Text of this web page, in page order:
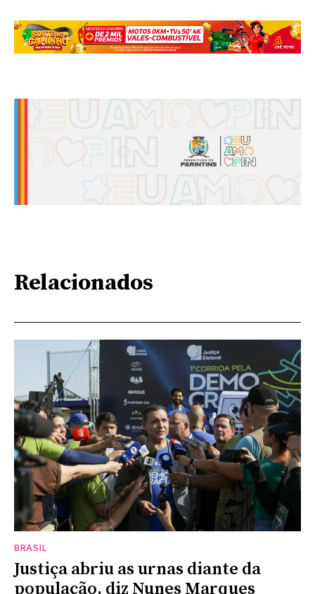
Relacionados
BRASIL
Justiça abriu as urnas diante da
população, diz Nunes Marques